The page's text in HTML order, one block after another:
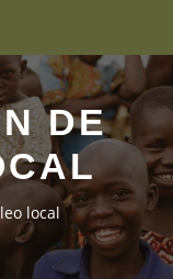
DE
local